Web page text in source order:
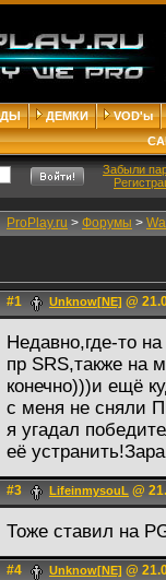
ДЕМКИ
VOD'ы
Забыли
ProPlay.ru > Форумы >
#1 Unknow[NE] @
Недавно,где-то
пр SRS,также на
конечно)))и ещё
с меня не сняли
я угадал
её
#3 LifeinmysouL @
Тоже ставил на
#4 Unknow[NE] @